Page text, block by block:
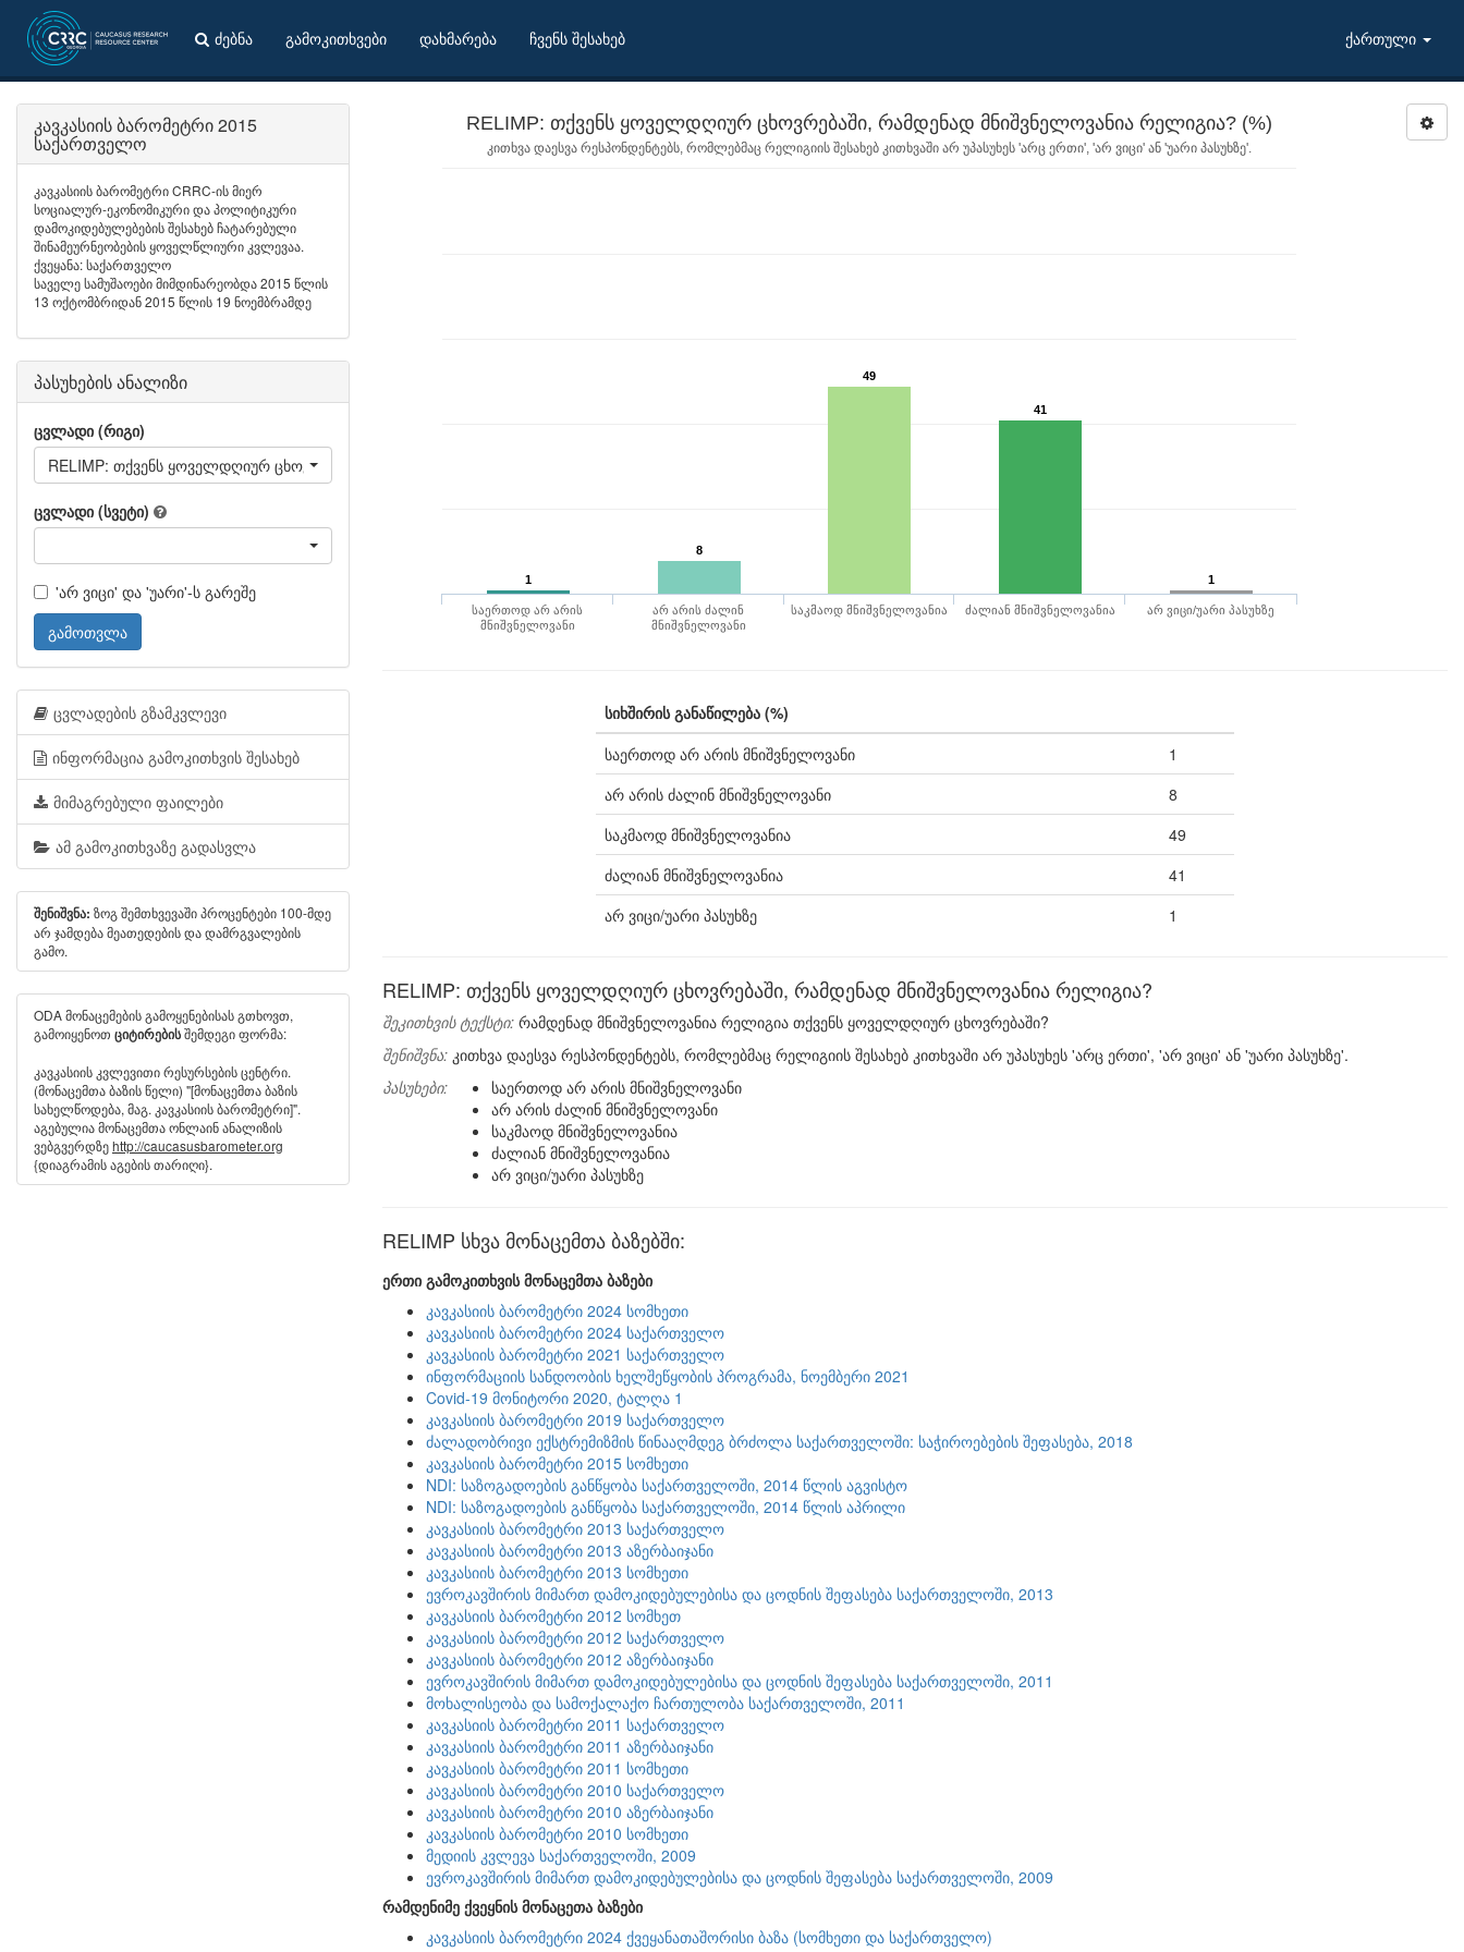
ძებნა გამოკითხვები დახმარება ჩვენს შესახებ ქართული
RELIMP: თქვენს ყოველდღიურ ცხოვრებაში, რამდენად მნიშვნელოვანია რელიგია? (%)
კითხვა დაესვა რესპონდენტებს, რომლებმაც რელიგიის შესახებ კითხვაში არ უპასუხეს 'არც ერთი', 'არ ვიცი' ან 'უარი პასუხზე'.
1
8
49
41
1
საერთოდ არ არის
მნიშვნელოვანი
არ არის ძალინ
მნიშვნელოვანი
საკმაოდ მნიშვნელოვანია ძალიან მნიშვნელოვანია არ ვიცი/უარი პასუხზე
სიხშირის განაწილება (%)
საერთოდ არ არის მნიშვნელოვანი
1
არ არის ძალინ მნიშვნელოვანი
8
საკმაოდ მნიშვნელოვანია
49
ძალიან მნიშვნელოვანია
41
არ ვიცი/უარი პასუხზე
1
RELIMP: თქვენს ყოველდღიურ ცხოვრებაში, რამდენად მნიშვნელოვანია რელიგია?
შეკითხვის ტექსტი: რამდენად მნიშვნელოვანია რელიგია თქვენს ყოველდღიურ ცხოვრებაში?
შენიშვნა: კითხვა დაესვა რესპონდენტებს, რომლებმაც რელიგიის შესახებ კითხვაში არ უპასუხეს 'არც ერთი', 'არ ვიცი' ან 'უარი პასუხზე'.
პასუხები:
საერთოდ არ არის მნიშვნელოვანი
არ არის ძალინ მნიშვნელოვანი
საკმაოდ მნიშვნელოვანია
ძალიან მნიშვნელოვანია
არ ვიცი/უარი პასუხზე
RELIMP სხვა მონაცემთა ბაზებში:
ერთი გამოკითხვის მონაცემთა ბაზები
კავკასიის ბარომეტრი 2024 სომხეთი
კავკასიის ბარომეტრი 2024 საქართველო
კავკასიის ბარომეტრი 2021 საქართველო
ინფორმაციის სანდოობის ხელშეწყობის პროგრამა, ნოემბერი 2021
Covid-19 მონიტორი 2020, ტალღა 1
კავკასიის ბარომეტრი 2019 საქართველო
ძალადობრივი ექსტრემიზმის წინააღმდეგ ბრძოლა საქართველოში: საჭიროებების შეფასება, 2018
კავკასიის ბარომეტრი 2015 სომხეთი
NDI: საზოგადოების განწყობა საქართველოში, 2014 წლის აგვისტო
NDI: საზოგადოების განწყობა საქართველოში, 2014 წლის აპრილი
კავკასიის ბარომეტრი 2013 საქართველო
კავკასიის ბარომეტრი 2013 აზერბაიჯანი
კავკასიის ბარომეტრი 2013 სომხეთი
ევროკავშირის მიმართ დამოკიდებულებისა და ცოდნის შეფასება საქართველოში, 2013
კავკასიის ბარომეტრი 2012 სომხეთ
კავკასიის ბარომეტრი 2012 საქართველო
კავკასიის ბარომეტრი 2012 აზერბაიჯანი
ევროკავშირის მიმართ დამოკიდებულებისა და ცოდნის შეფასება საქართველოში, 2011
მოხალისეობა და სამოქალაქო ჩართულობა საქართველოში, 2011
კავკასიის ბარომეტრი 2011 საქართველო
კავკასიის ბარომეტრი 2011 აზერბაიჯანი
კავკასიის ბარომეტრი 2011 სომხეთი
კავკასიის ბარომეტრი 2010 საქართველო
კავკასიის ბარომეტრი 2010 აზერბაიჯანი
კავკასიის ბარომეტრი 2010 სომხეთი
მედიის კვლევა საქართველოში, 2009
ევროკავშირის მიმართ დამოკიდებულებისა და ცოდნის შეფასება საქართველოში, 2009
რამდენიმე ქვეყნის მონაცეთა ბაზები
კავკასიის ბარომეტრი 2024 ქვეყანათაშორისი ბაზა (სომხეთი და საქართველო)
კავკასიის ბარომეტრი 2015
საქართველო
კავკასიის ბარომეტრი CRRC-ის მიერ
სოციალურ-ეკონომიკური და პოლიტიკური
დამოკიდებულებების შესახებ ჩატარებული
შინამეურნეობების ყოველწლიური კვლევაა.
ქვეყანა: საქართველო
საველე სამუშაოები მიმდინარეობდა 2015 წლის
13 ოქტომბრიდან 2015 წლის 19 ნოემბრამდე
პასუხების ანალიზი
ცვლადი (რიგი)
RELIMP: თქვენს ყოველდღიურ ცხოვრებაში, რამდენად მნიშვნელოვანია რელიგია?
ცვლადი (სვეტი)
'არ ვიცი' და 'უარი'-ს გარეშე
გამოთვლა
ცვლადების გზამკვლევი
ინფორმაცია გამოკითხვის შესახებ
მიმაგრებული ფაილები
ამ გამოკითხვაზე გადასვლა
შენიშვნა: ზოგ შემთხვევაში პროცენტები 100-მდე
არ ჯამდება მეათედების და დამრგვალების
გამო.
ODA მონაცემების გამოყენებისას გთხოვთ,
გამოიყენოთ ციტირებისშემდეგი ფორმა:
კავკასიის კვლევითი რესურსების ცენტრი.
(მონაცემთა ბაზის წელი) "[მონაცემთა ბაზის
სახელწოდება, მაგ. კავკასიის ბარომეტრი]".
აგებულია მონაცემთა ონლაინ ანალიზის
ვებგვერდზეhttp://caucasusbarometer.org
{დიაგრამის აგების თარიღი}.